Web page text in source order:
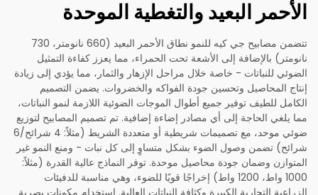
الأحمر البعيد والتغطية الموحدة
تتضمن مصابيح جي كيه للنمو نطاق الأحمر البعيد (660 نانومتر، 730
نانومتر) بالإضافة إلى الأشعة تحت الحمراء، مما يعزز كفاءة التمثيل
الضوئي للنباتات - خاصة خلال مراحل الإزهار والثمار، مما يؤدي إلى زيادة
إنتاج المحاصيل وتحسين جودة الفواكه والخضروات. يضمن التصميم
الكامل للطيف توفير جميع أطوال الموجات الضوئية اللازمة لنمو النباتات،
مما يلغي الحاجة إلى أي مصادر إضاءة إضافية. تم تصميم المصابيح لتوزيع
ضوئي موحد، مع تصميمات شريطية أو متعددة الشريط (مثلاً: 4 شرائح/6
شرائح) تضمن وصول الضوء بشكل متساوٍ إلى كل نبات - ومنع النمو غير
المتوازن وضمان جودة محاصيل موحدة. توفر النماذج عالية القدرة (مثلاً:
1000 واط، 1200 واط) إخراجًا قويًا للضوء، وهي مناسبة للدفيئات
الزراعية التجارية الكبيرة وكثافة النباتات العالية. استخدام مكونات بصرية